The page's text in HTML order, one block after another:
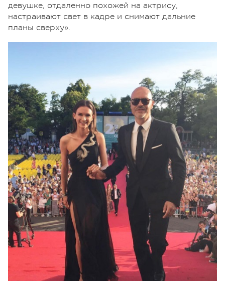
девушке, отдаленно похожей на актрису,
настраивают свет в кадре и снимают дальние
планы сверху».